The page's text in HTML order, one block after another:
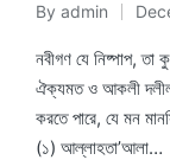
Posted
by
By admin
নবীগণ যে নিষ্পাপ, তা
ঐক্যমত ও আকলী
করতে পারে, যে মন
(১) আল্লাহতা’আলা…